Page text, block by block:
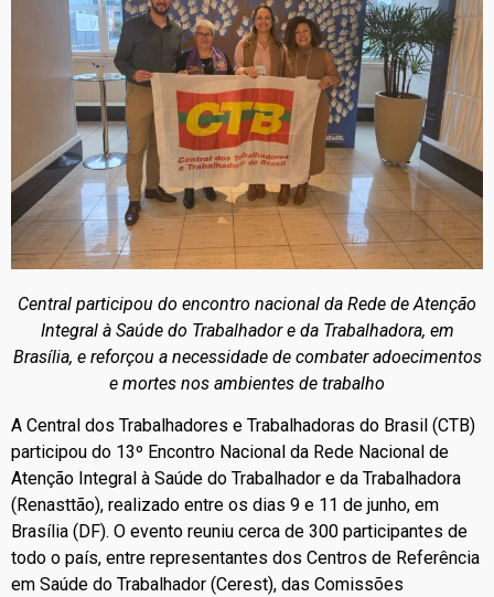
Central participou do encontro nacional da Rede de Atenção
Integral à Saúde do Trabalhador e da Trabalhadora, em
Brasília, e reforçou a necessidade de combater adoecimentos
e mortes nos ambientes de trabalho
A Central dos Trabalhadores e Trabalhadoras do Brasil (CTB)
participou do 13º Encontro Nacional da Rede Nacional de
Atenção Integral à Saúde do Trabalhador e da Trabalhadora
(Renasttão), realizado entre os dias 9 e 11 de junho, em
Brasília (DF). O evento reuniu cerca de 300 participantes de
todo o país, entre representantes dos Centros de Referência
em Saúde do Trabalhador (Cerest), das Comissões